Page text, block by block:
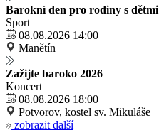
Barokní den pro rodiny s dětmi
Sport
08.08.2026 14:00
Manětín
Zažijte baroko 2026
Koncert
08.08.2026 18:00
Potvorov, kostel sv. Mikuláše
zobrazit další